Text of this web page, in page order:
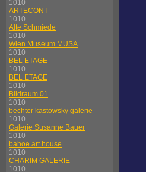
1010
ARTECONT
1010
Alte Schmiede
1010
Wien Museum MUSA
1010
BEL ETAGE
1010
BEL ETAGE
1010
Bildraum 01
1010
bechter kastowsky galerie
1010
Galerie Susanne Bauer
1010
bahoe art house
1010
CHARIM GALERIE
1010